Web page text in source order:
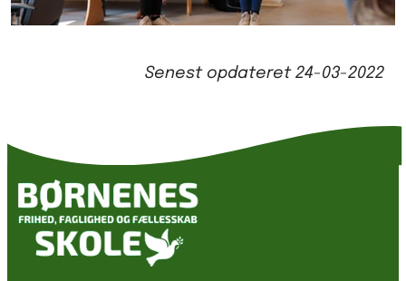
Senest opdateret 24-03-2022